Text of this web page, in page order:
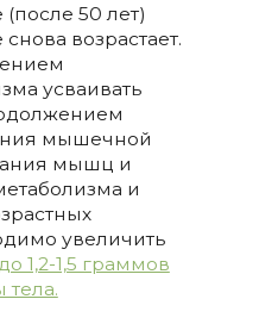
50 лет)
возрастает.
усваивать
мышечной
мышц и
и
увеличить
1,2-1,5 граммов
тела.